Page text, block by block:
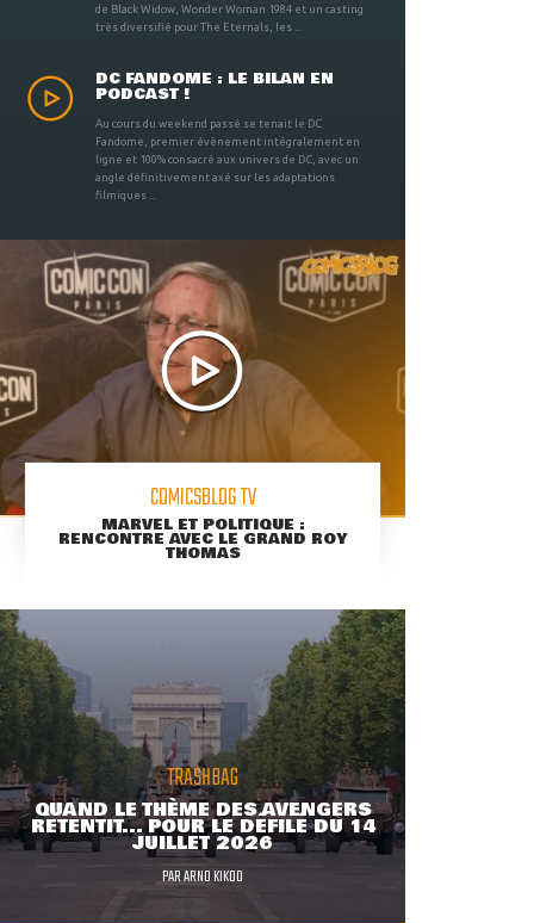
de Black Widow, Wonder Woman 1984 et un casting
très diversifié pour The Eternals, les ...
DC FANDOME : LE BILAN EN
PODCAST !
Au cours du weekend passé se tenait le DC
Fandome, premier évènement intégralement en
ligne et 100% consacré aux univers de DC, avec un
angle définitivement axé sur les adaptations
filmiques ...
COMICSBLOG TV
MARVEL ET POLITIQUE :
RENCONTRE AVEC LE GRAND ROY
THOMAS
TRASHBAG
QUAND LE THÈME DES AVENGERS
RETENTIT... POUR LE DÉFILÉ DU 14
JUILLET 2026
PARARNO KIKOO